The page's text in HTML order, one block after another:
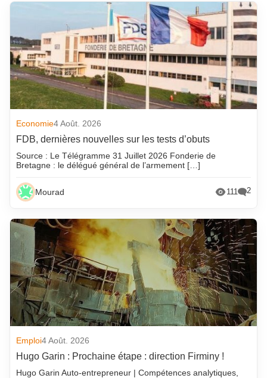
Economie4 Août. 2026
FDB, dernières nouvelles sur les tests d’obuts
Source : Le Télégramme 31 Juillet 2026 Fonderie de
Bretagne : le délégué général de l’armement […]
Mourad 111 2
Emploi4 Août. 2026
Hugo Garin : Prochaine étape : direction Firminy !
Hugo Garin Auto-entrepreneur | Compétences analytiques,